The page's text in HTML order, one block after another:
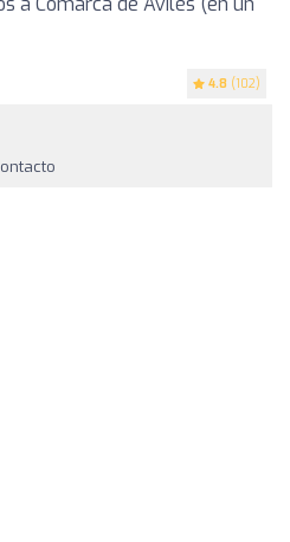
4.8 (102)